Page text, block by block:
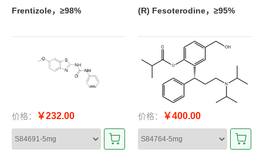
Frentizole，≥98%
价格： ￥232.00
(R) Fesoterodine，≥95%
价格： ￥400.00